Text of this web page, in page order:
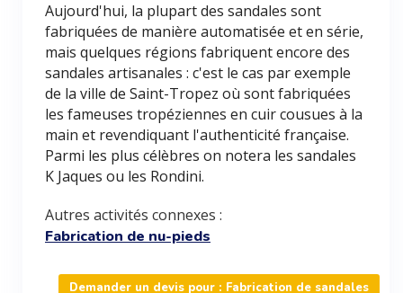
Aujourd'hui, la plupart des sandales sont
fabriquées de manière automatisée et en série,
mais quelques régions fabriquent encore des
sandales artisanales : c'est le cas par exemple
de la ville de Saint-Tropez où sont fabriquées
les fameuses tropéziennes en cuir cousues à la
main et revendiquant l'authenticité française.
Parmi les plus célèbres on notera les sandales
K Jaques ou les Rondini.
Autres activités connexes :
Fabrication de nu-pieds
Demander un devis pour : Fabrication de sandales